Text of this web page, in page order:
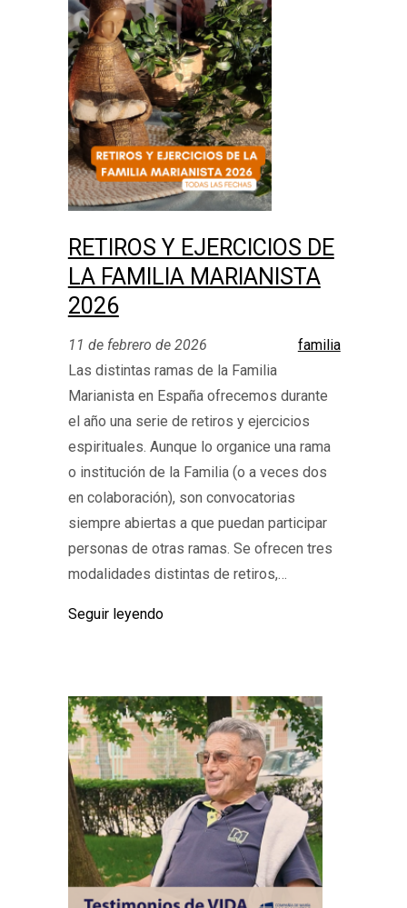
RETIROS Y EJERCICIOS DE
LA FAMILIA MARIANISTA
2026
11 de febrero de 2026
familia
Las distintas ramas de la Familia
Marianista en España ofrecemos durante
el año una serie de retiros y ejercicios
espirituales. Aunque lo organice una rama
o institución de la Familia (o a veces dos
en colaboración), son convocatorias
siempre abiertas a que puedan participar
personas de otras ramas. Se ofrecen tres
modalidades distintas de retiros,…
Seguir leyendo